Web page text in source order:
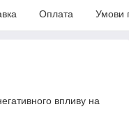
Оплата Умови
впливу на